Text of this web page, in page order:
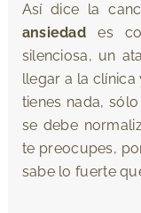
Así dice la
ansiedad es
silenciosa, un
llegar a la
tienes nada,
se debe
te preocupes,
sabe lo fuerte